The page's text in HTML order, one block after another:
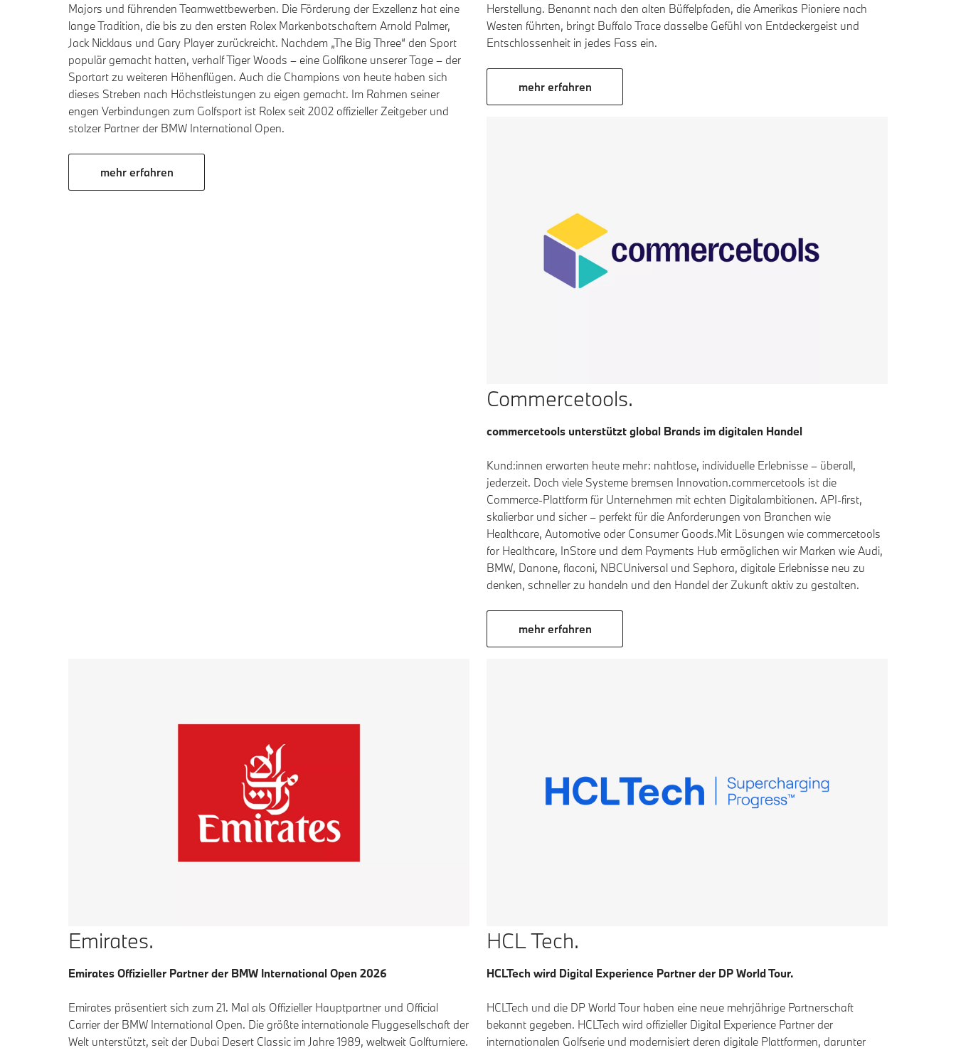
Majors und führenden Teamwettbewerben. Die Förderung der Exzellenz hat eine
lange Tradition, die bis zu den ersten Rolex Markenbotschaftern Arnold Palmer,
Jack Nicklaus und Gary Player zurückreicht. Nachdem „The Big Three“ den Sport
populär gemacht hatten, verhalf Tiger Woods – eine Golfikone unserer Tage – der
Sportart zu weiteren Höhenflügen. Auch die Champions von heute haben sich
dieses Streben nach Höchstleistungen zu eigen gemacht. Im Rahmen seiner
engen Verbindungen zum Golfsport ist Rolex seit 2002 offizieller Zeitgeber und
stolzer Partner der BMW International Open.
mehr erfahren
Herstellung. Benannt nach den alten Büffelpfaden, die Amerikas Pioniere nach
Westen führten, bringt Buffalo Trace dasselbe Gefühl von Entdeckergeist und
Entschlossenheit in jedes Fass ein.
mehr erfahren
Commercetools.
commercetools unterstützt global Brands im digitalen Handel
Kund:innen erwarten heute mehr: nahtlose, individuelle Erlebnisse – überall,
jederzeit. Doch viele Systeme bremsen Innovation.commercetools ist die
Commerce-Plattform für Unternehmen mit echten Digitalambitionen. API-first,
skalierbar und sicher – perfekt für die Anforderungen von Branchen wie
Healthcare, Automotive oder Consumer Goods.Mit Lösungen wie commercetools
for Healthcare, InStore und dem Payments Hub ermöglichen wir Marken wie Audi,
BMW, Danone, flaconi, NBCUniversal und Sephora, digitale Erlebnisse neu zu
denken, schneller zu handeln und den Handel der Zukunft aktiv zu gestalten.
mehr erfahren
Emirates.
Emirates Offizieller Partner der BMW International Open 2026
Emirates präsentiert sich zum 21. Mal als Offizieller Hauptpartner und Official
Carrier der BMW International Open. Die größte internationale Fluggesellschaft der
Welt unterstützt, seit der Dubai Desert Classic im Jahre 1989, weltweit Golfturniere.
HCL Tech.
HCLTech wird Digital Experience Partner der DP World Tour.
HCLTech und die DP World Tour haben eine neue mehrjährige Partnerschaft
bekannt gegeben. HCLTech wird offizieller Digital Experience Partner der
internationalen Golfserie und modernisiert deren digitale Plattformen, darunter